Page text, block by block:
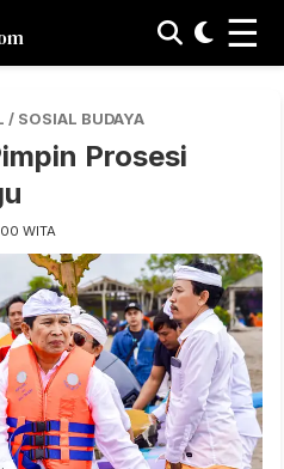
☰
/ SOSIAL BUDAYA
Prosesi
WITA